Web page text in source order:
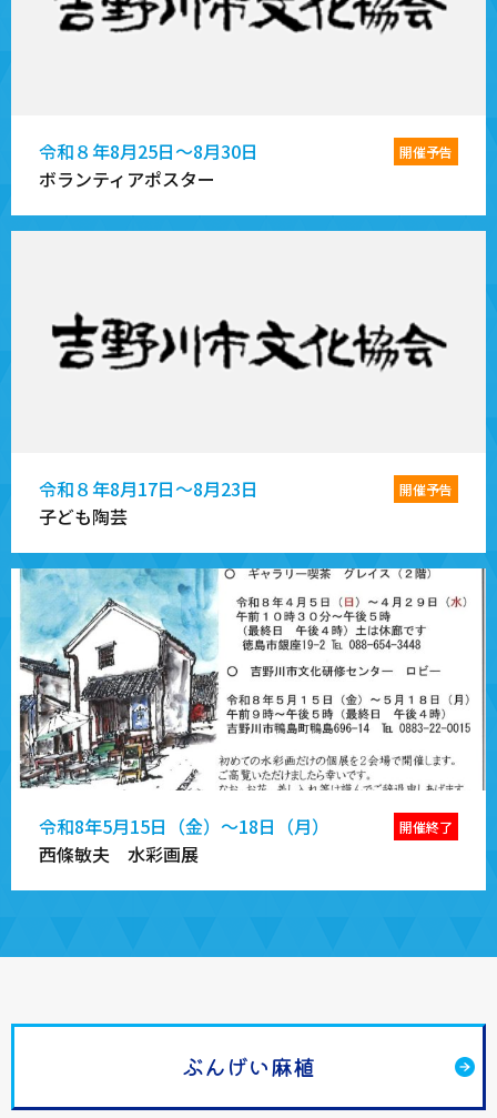
令和８年8月25日～8月30日 開催予告
ボランティアポスター
令和８年8月17日～8月23日 開催予告
子ども陶芸
令和8年5月15日（金）～18日（月） 開催終了
西條敏夫 水彩画展
ぶんげい麻植